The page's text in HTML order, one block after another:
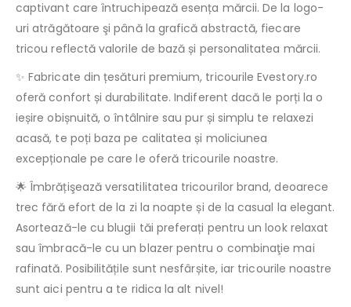
captivant care întruchipează esența mărcii. De la logo-
uri atrăgătoare şi până la grafică abstractă, fiecare
tricou reflectă valorile de bază și personalitatea mărcii.
✨ Fabricate din țesături premium, tricourile Evestory.ro
oferă confort și durabilitate. Indiferent dacă le porți la o
ieșire obișnuită, o întâlnire sau pur și simplu te relaxezi
acasă, te poți baza pe calitatea și moliciunea
excepționale pe care le oferă tricourile noastre.
🌟 Îmbrățişează versatilitatea tricourilor brand, deoarece
trec fără efort de la zi la noapte și de la casual la elegant.
Asortează-le cu blugii tăi preferați pentru un look relaxat
sau îmbracă-le cu un blazer pentru o combinaţie mai
rafinată. Posibilitățile sunt nesfârșite, iar tricourile noastre
sunt aici pentru a te ridica la alt nivel!